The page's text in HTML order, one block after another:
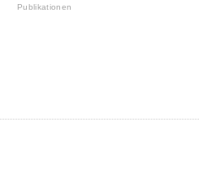
Publikationen